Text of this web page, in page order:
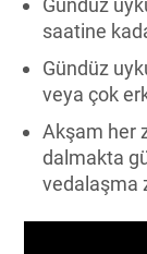
Gündüz
saatine
Gündüz
veya çok
Akşam her
dalmakta
vedalaşma